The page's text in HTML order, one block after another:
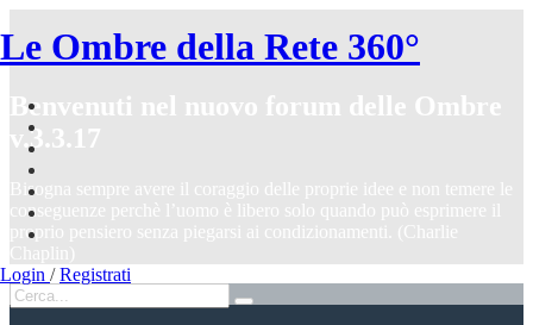
Le Ombre della Rete 360°
Login / Registrati
Benvenuti nel nuovo forum delle Ombre
v.3.3.17
Bisogna sempre avere il coraggio delle proprie idee e non temere le
conseguenze perchè l’uomo è libero solo quando può esprimere il
proprio pensiero senza piegarsi ai condizionamenti. (Charlie
Chaplin)